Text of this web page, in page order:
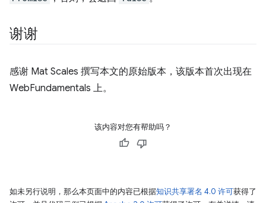
谢谢
感谢 Mat Scales 撰写本文的原始版本，该版本首次出现在
WebFundamentals 上。
该内容对您有帮助吗？
如未另行说明，那么本页面中的内容已根据知识共享署名 4.0 许可获得了